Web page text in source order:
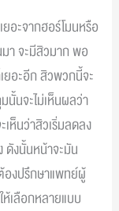
อะจากฮอร์โมนหรือ
มา จะมีสิวมาก พอ
ยอะอีก สิวพวกนี้จะ
นจะไม่เห็นผลว่า
ห็นว่าสิวเริ่มลดลง
ดังนั้นหน้าจะมัน
งปรึกษาแพทย์ผู้
ห้เลือกหลายแบบ